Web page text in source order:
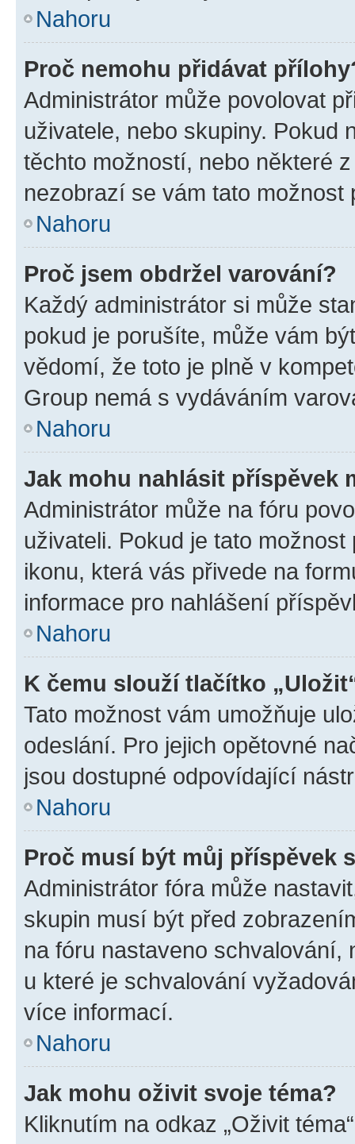
Nahoru
Proč nemohu přidávat
Administrátor může povolovat
uživatele, nebo skupiny. Pokud
těchto možností, nebo některé
nezobrazí se vám tato
Nahoru
Proč jsem obdržel varování?
Každý administrátor si může
pokud je porušíte, může vám
vědomí, že toto je plně v
Group nemá s vydáváním
Nahoru
Jak mohu nahlásit příspěvek
Administrátor může na fóru
uživateli. Pokud je tato
ikonu, která vás přivede na
informace pro nahlášení
Nahoru
K čemu slouží tlačítko
Tato možnost vám umožňuje
odeslání. Pro jejich opětovné
jsou dostupné odpovídající
Nahoru
Proč musí být můj příspěvek
Administrátor fóra může
skupin musí být před
na fóru nastaveno schvalování,
u které je schvalování
více informací.
Nahoru
Jak mohu oživit svoje téma?
Kliknutím na odkaz „Oživit